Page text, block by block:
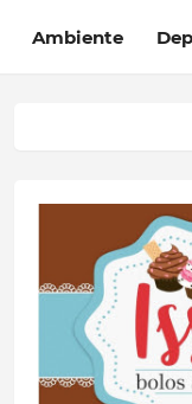
Ambiente